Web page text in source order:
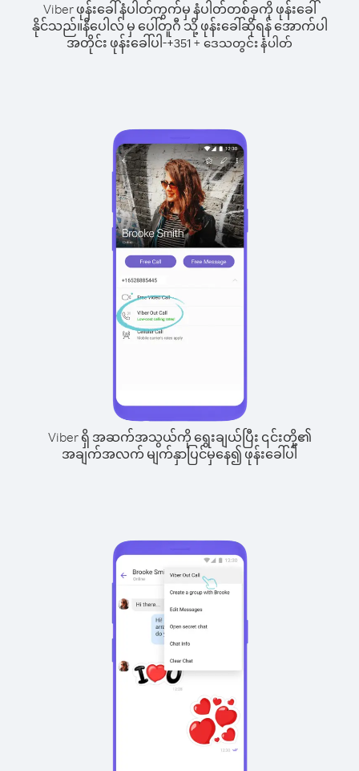
Viber ဖုန်းခေါ်နံပါတ်ကွက်မှ နံပါတ်တစ်ခုကို ဖုန်းခေါ်
နိုင်သည်။နီပေါလ် မှ ပေါ်တူဂီ သို့ ဖုန်းခေါ်ဆိုရန် အောက်ပါ
အတိုင်း ဖုန်းခေါ်ပါ-+351 + ဒေသတွင်း နံပါတ်
Viber ရှိ အဆက်အသွယ်ကို ရွေးချယ်ပြီး ၎င်းတို့၏
အချက်အလက် မျက်နှာပြင်မှနေ၍ ဖုန်းခေါ်ပါ